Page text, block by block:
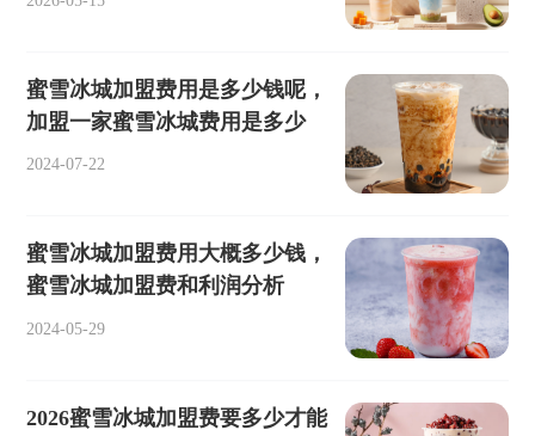
蜜雪冰城加盟费用是多少钱呢，
加盟一家蜜雪冰城费用是多少
2024-07-22
蜜雪冰城加盟费用大概多少钱，
蜜雪冰城加盟费和利润分析
2024-05-29
2026蜜雪冰城加盟费要多少才能